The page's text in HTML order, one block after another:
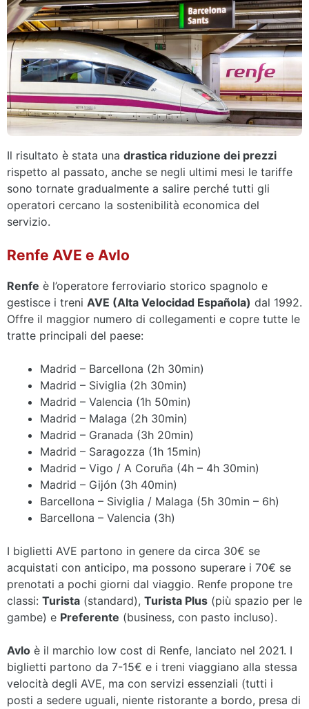
Il risultato è stata una drastica riduzione dei prezzi
rispetto al passato, anche se negli ultimi mesi le tariffe
sono tornate gradualmente a salire perché tutti gli
operatori cercano la sostenibilità economica del
servizio.
Renfe AVE e Avlo
Renfe è l’operatore ferroviario storico spagnolo e
gestisce i treni AVE (Alta Velocidad Española) dal 1992.
Offre il maggior numero di collegamenti e copre tutte le
tratte principali del paese:
Madrid – Barcellona (2h 30min)
Madrid – Siviglia (2h 30min)
Madrid – Valencia (1h 50min)
Madrid – Malaga (2h 30min)
Madrid – Granada (3h 20min)
Madrid – Saragozza (1h 15min)
Madrid – Vigo / A Coruña (4h – 4h 30min)
Madrid – Gijón (3h 40min)
Barcellona – Siviglia / Malaga (5h 30min – 6h)
Barcellona – Valencia (3h)
I biglietti AVE partono in genere da circa 30€ se
acquistati con anticipo, ma possono superare i 70€ se
prenotati a pochi giorni dal viaggio. Renfe propone tre
classi: Turista (standard), Turista Plus (più spazio per le
gambe) e Preferente (business, con pasto incluso).
Avlo è il marchio low cost di Renfe, lanciato nel 2021. I
biglietti partono da 7-15€ e i treni viaggiano alla stessa
velocità degli AVE, ma con servizi essenziali (tutti i
posti a sedere uguali, niente ristorante a bordo, presa di